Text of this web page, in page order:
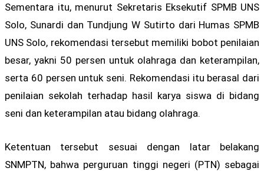
Sementara itu, menurut Sekretaris Eksekutif SPMB UNS
Solo, Sunardi dan Tundjung W Sutirto dari Humas SPMB
UNS Solo, rekomendasi tersebut memiliki bobot penilaian
besar, yakni 50 persen untuk olahraga dan keterampilan,
serta 60 persen untuk seni. Rekomendasi itu berasal dari
penilaian sekolah terhadap hasil karya siswa di bidang
seni dan keterampilan atau bidang olahraga.
Ketentuan tersebut sesuai dengan latar belakang
SNMPTN, bahwa perguruan tinggi negeri (PTN) sebagai